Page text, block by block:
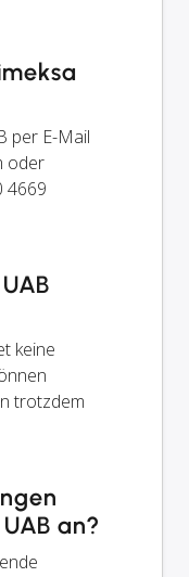
per E-Mail
oder
4669
keine
trotzdem
an?